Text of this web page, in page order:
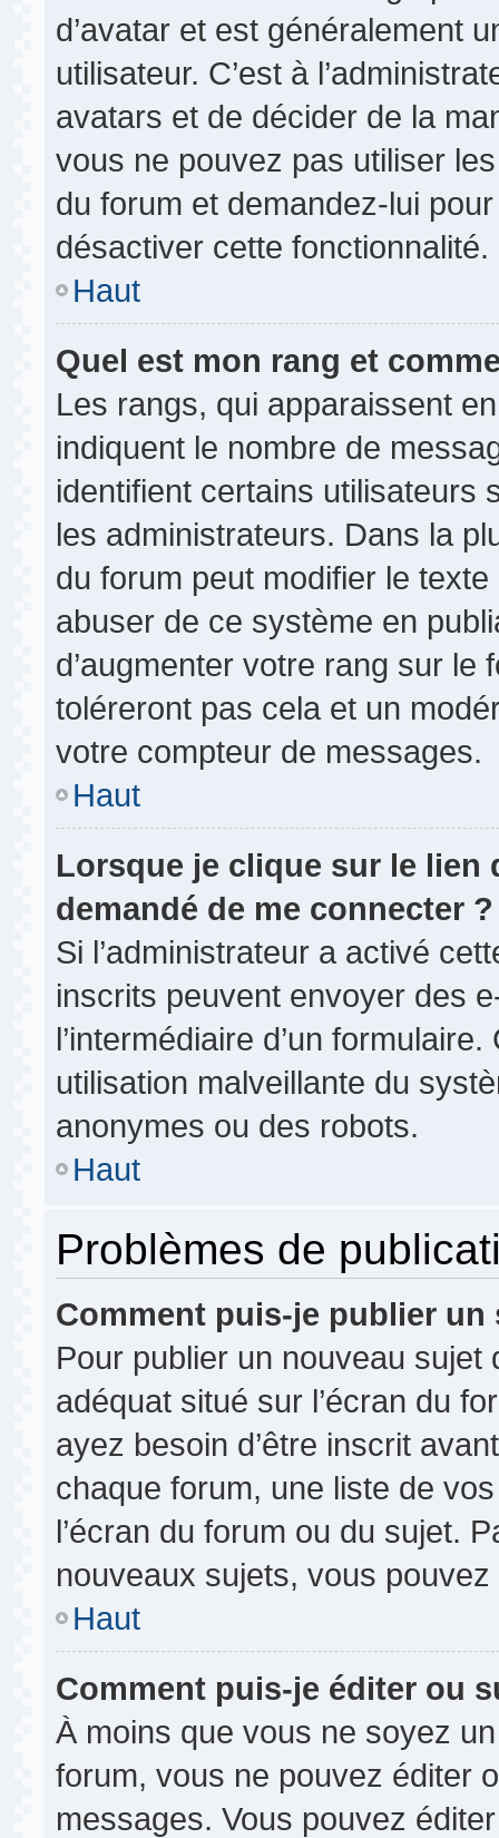
d’avatar et est généralement
utilisateur. C’est à
avatars et de décider de la
vous ne pouvez pas utiliser
du forum et demandez-lui
désactiver cette fonctionnalité.
Haut
Quel est mon rang et
Les rangs, qui apparaissent
indiquent le nombre de
identifient certains utilisateurs
les administrateurs. Dans la
du forum peut modifier le
abuser de ce système en
d’augmenter votre rang sur
toléreront pas cela et un
votre compteur de messages.
Haut
Lorsque je clique sur le lien
demandé de me connecter ?
Si l’administrateur a activé
inscrits peuvent envoyer des
l’intermédiaire d’un
utilisation malveillante du
anonymes ou des robots.
Haut
Problèmes de
Comment puis-je publier
Pour publier un nouveau
adéquat situé sur l’écran du
ayez besoin d’être inscrit
chaque forum, une liste de
l’écran du forum ou du sujet.
nouveaux sujets, vous
Haut
Comment puis-je éditer ou
À moins que vous ne soyez
forum, vous ne pouvez éditer
messages. Vous pouvez